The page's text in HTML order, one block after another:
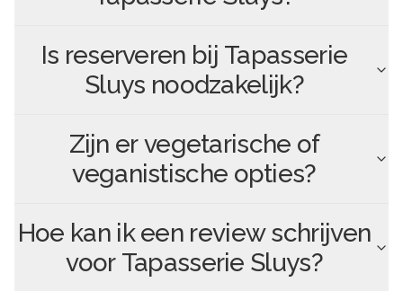
Is reserveren bij Tapasserie
Sluys noodzakelijk?
Zijn er vegetarische of
veganistische opties?
Hoe kan ik een review schrijven
voor Tapasserie Sluys?